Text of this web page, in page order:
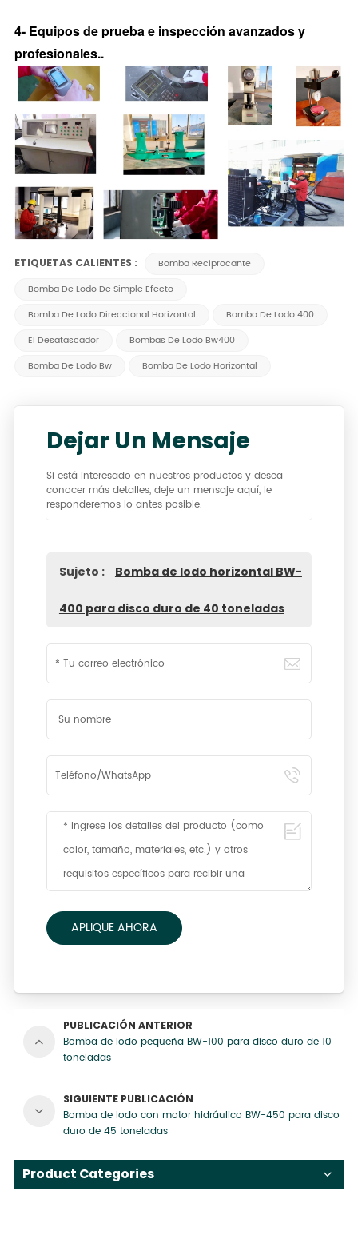
4- Equipos de prueba e inspección avanzados y
profesionales..
ETIQUETAS CALIENTES :
Bomba Reciprocante
Bomba De Lodo De Simple Efecto
Bomba De Lodo Direccional Horizontal
Bomba De Lodo 400
El Desatascador
Bombas De Lodo Bw400
Bomba De Lodo Bw
Bomba De Lodo Horizontal
Dejar Un Mensaje
Si está interesado en nuestros productos y desea
conocer más detalles, deje un mensaje aquí, le
responderemos lo antes posible.
Sujeto : Bomba de lodo horizontal BW-
400 para disco duro de 40 toneladas
APLIQUE AHORA
PUBLICACIÓN ANTERIOR
Bomba de lodo pequeña BW-100 para disco duro de 10
toneladas
SIGUIENTE PUBLICACIÓN
Bomba de lodo con motor hidráulico BW-450 para disco
duro de 45 toneladas
Product Categories